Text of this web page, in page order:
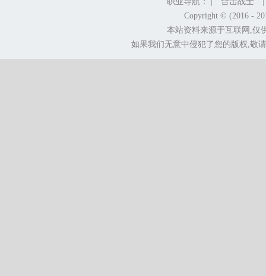
Copyright © (2016 -
本站资料来源于互联网,仅
如果我们无意中侵犯了您的版权,敬